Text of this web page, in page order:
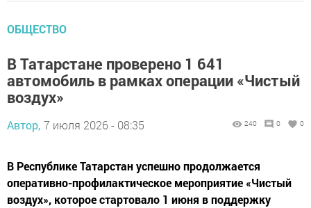
ОБЩЕСТВО
В Татарстане проверено 1 641
автомобиль в рамках операции «Чистый
воздух»
Автор, 7 июля 2026 - 08:35 240 0 0
В Республике Татарстан успешно продолжается
оперативно-профилактическое мероприятие «Чистый
воздух», которое стартовало 1 июня в поддержку